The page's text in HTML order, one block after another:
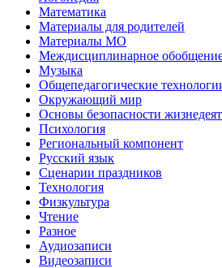
Математика
Материалы для родителей
Материалы МО
Междисциплинарное
Музыка
Общепедагогические
Окружающий мир
Основы безопасности
Психология
Региональный компонент
Русский язык
Сценарии праздников
Технология
Физкультура
Чтение
Разное
Аудиозаписи
Видеозаписи